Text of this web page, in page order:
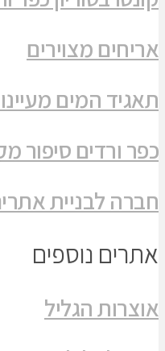
אריחים מצוירים
תאגיד המים
כפר ורדים סיפור
חברה לבניית
אתרים נוספים
אוצרות הגליל